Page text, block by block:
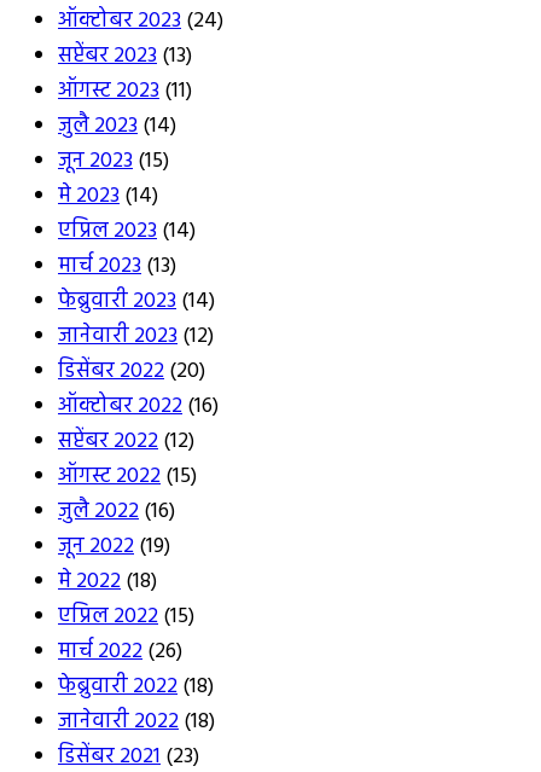
ऑक्टोबर 2023(24)
सप्टेंबर 2023(13)
ऑगस्ट 2023(11)
जुलै 2023(14)
जून 2023(15)
मे 2023(14)
एप्रिल 2023(14)
मार्च 2023(13)
फेब्रुवारी 2023(14)
जानेवारी 2023(12)
डिसेंबर 2022(20)
ऑक्टोबर 2022(16)
सप्टेंबर 2022(12)
ऑगस्ट 2022(15)
जुलै 2022(16)
जून 2022(19)
मे 2022(18)
एप्रिल 2022(15)
मार्च 2022(26)
फेब्रुवारी 2022(18)
जानेवारी 2022(18)
डिसेंबर 2021(23)